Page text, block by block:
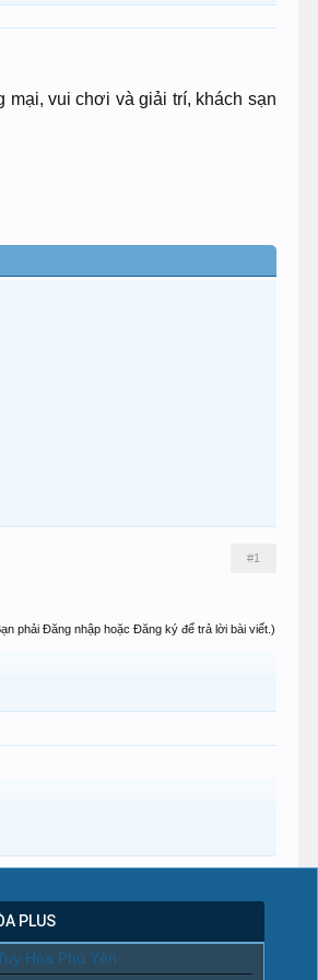
vui chơi và giải trí, khách sạn
#1
phải Đăng nhập hoặc Đăng ký để trả lời bài viết.)
PLUS
Hòa Phú Yên